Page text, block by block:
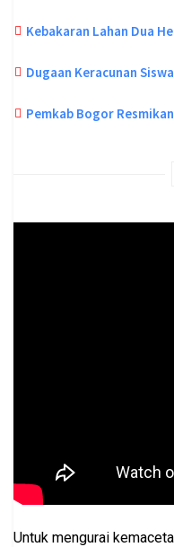
Kebakaran Lahan Dua
Dugaan Keracunan
Pemkab Bogor
Untuk mengurai